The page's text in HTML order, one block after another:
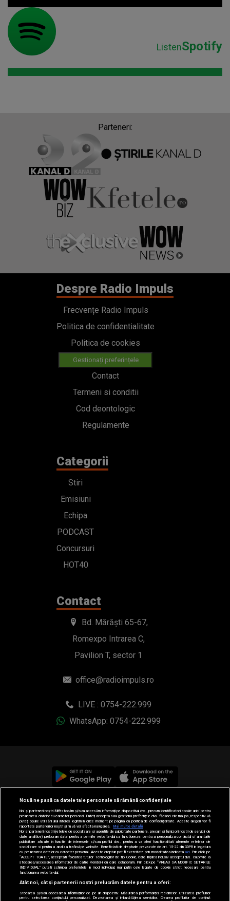
ListenSpotify
Parteneri:
Despre Radio Impuls
Frecvențe Radio Impuls
Politica de confidentialitate
Politica de cookies
Gestionați preferințele
Contact
Termeni si conditii
Cod deontologic
Regulamente
Categorii
Stiri
Emisiuni
Echipa
PODCAST
Concursuri
HOT40
Contact
Bd. Mărăști 65-67,
Romexpo Intrarea C,
Pavilion T, sector 1
office@radioimpuls.ro
LIVE : 0754-222.999
WhatsApp: 0754-222.999
© 2019-2026 DOGAN MEDIA INTERNATIONAL SA, Toate
drepturile rezervate.
Nouă ne pasă ca datele tale personale să rămână confidențiale
Noi și partenerii noștri589stocăm și/sau accesăm informații pe dispozitivul dvs., precum identificatorii cookie unici pentru
prelucrarea datelor cu caracter personal. Puteți accepta sau gestiona preferințele dvs. făcând clic mai jos, respectiv vă
puteți opune utilizării unui interes legitim în orice moment pe pagina cu politica de confidențialitate. Aceste alegeri vor fi
raportate partenerilor noștri și nu vă vor afecta navigarea.
Mai multe detalii
Noi si partenerii nostri (retelele de socializare si agentiile de publicitate partenere, precum si furnizorii nostri de servicii de
date analitice) prelucram date pentru a permite website-ului sa functioneze, pentru a personaliza continutul si anunturile
publicitare afisate in functie de interesele si/sau profilul dvs., pentru a va oferi functionalitati aferente retelelor de
socializare si pentru a analiza traficul pe website. Beneficiati de drepturile prevazute de art. 15-22 din GDPR in legatura
cu prelucrarea datelor cu caracter personal. Aceste drepturi pot fi exercitate prin modalitatea indicataaici . Prin click pe
“ACCEPT TOATE”, acceptati folosirea tuturor Tehnologiilor de tip Cookie, care implica inclusiv acceptul dvs. cu privire la
stocarea/accesarea informatiilor de catre Vendor-ii cu care colaboram. Prin click pe “VREAU SA MODIFIC SETARILE
INDIVIDUAL” puteti schimba preferintele in mod individual, mai putin cele legate de cookie strict necesare pentru
functionarea website-ului.
Atât noi, cât și partenerii noștri prelucrăm datele pentru a oferi:
Stocarea și/sau accesarea informațiilor de pe un dispozitiv. Măsurarea performanței reclamelor. Utilizarea profilurilor
pentru selectarea conținutului personalizat. Dezvoltarea și îmbunătățirea serviciilor. Crearea profilurilor de conținut